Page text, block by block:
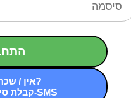
אין / שכחת סיסמה?
קבלת סיסמה חדשה ב-SMS